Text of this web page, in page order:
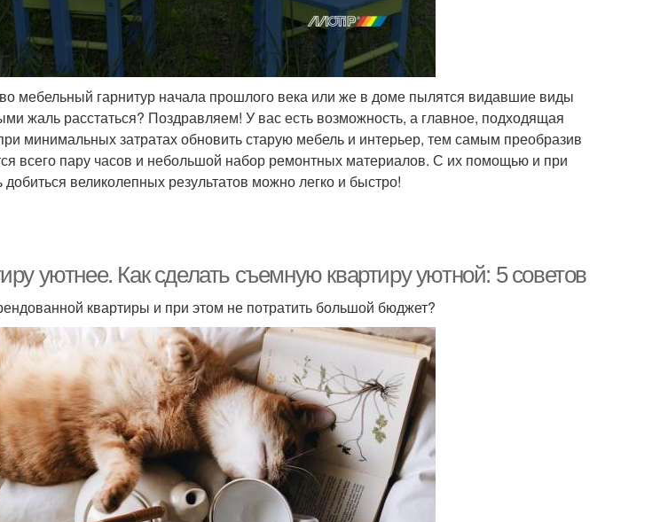
мебельный гарнитур начала прошлого века или же в доме пылятся видавшие виды
жаль расстаться? Поздравляем! У вас есть возможность, а главное, подходящая
минимальных затратах обновить старую мебель и интерьер, тем самым преобразив
всего пару часов и небольшой набор ремонтных материалов. С их помощью и при
великолепных результатов можно легко и быстро!
уютнее. Как сделать съемную квартиру уютной: 5 советов
квартиры и при этом не потратить большой бюджет?